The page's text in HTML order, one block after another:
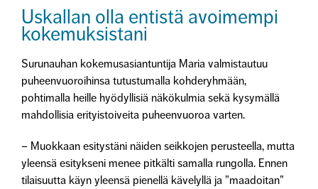
Uskallan olla entistä avoimempi
kokemuksistani
Surunauhan kokemusasiantuntija Maria valmistautuu
puheenvuoroihinsa tutustumalla kohderyhmään,
pohtimalla heille hyödyllisiä näkökulmia sekä kysymällä
mahdollisia erityistoiveita puheenvuoroa varten.
– Muokkaan esitystäni näiden seikkojen perusteella, mutta
yleensä esitykseni menee pitkälti samalla rungolla. Ennen
tilaisuutta käyn yleensä pienellä kävelyllä ja ”maadoitan”